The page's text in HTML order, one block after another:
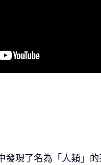
發現了名為「人類」